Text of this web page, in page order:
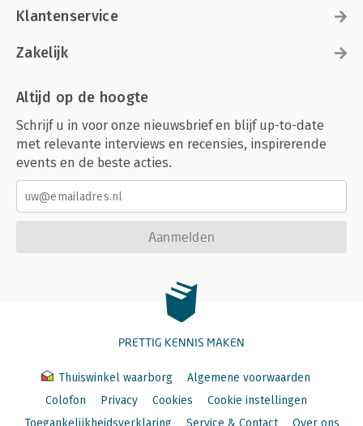
Klantenservice
Zakelijk
Altijd op de hoogte
Schrijf u in voor onze nieuwsbrief en blijf up-to-date
met relevante interviews en recensies, inspirerende
events en de beste acties.
Aanmelden
PRETTIG KENNIS MAKEN
Thuiswinkel waarborg
Algemene voorwaarden
Colofon
Privacy Cookies
Cookie instellingen
Toegankelijkheidsverklaring
Service & Contact Over ons